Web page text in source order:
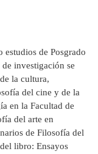
de Posgrado
investigación se
la cultura,
del cine y de la
en la Facultad de
del arte en
de Filosofía del
libro: Ensayos